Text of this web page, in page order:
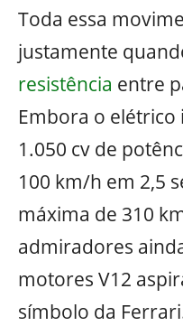
Toda essa
justamente
resistência entre
Embora o
1.050 cv de
100 km/h em 2,5
máxima de 310
admiradores
motores V12
símbolo da